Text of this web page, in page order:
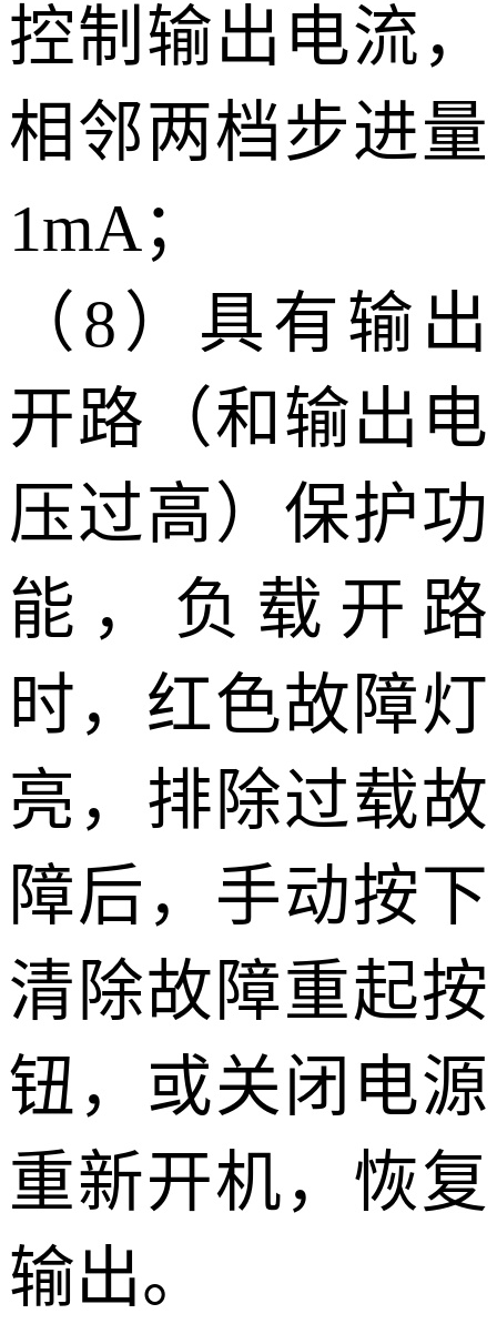
控制输出电流，
相邻两档步进量
1mA；
（8）具有输出
开路（和输出电
压过高）保护功
能，负载开路
时，红色故障灯
亮，排除过载故
障后，手动按下
清除故障重起按
钮，或关闭电源
重新开机，恢复
输出。